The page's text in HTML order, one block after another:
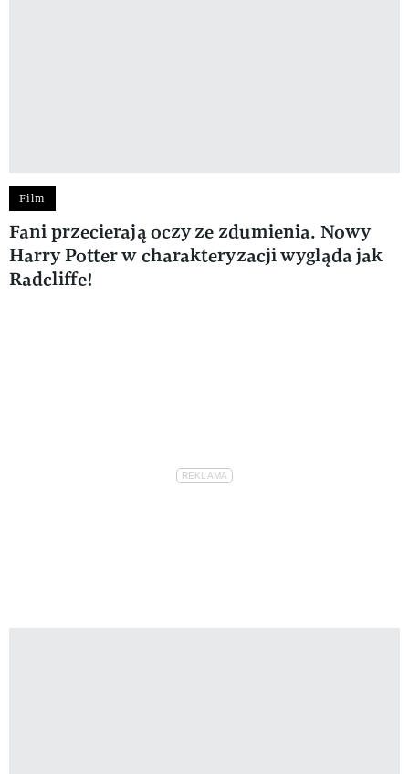
Film
Fani przecierają oczy ze zdumienia. Nowy
Harry Potter w charakteryzacji wygląda jak
Radcliffe!